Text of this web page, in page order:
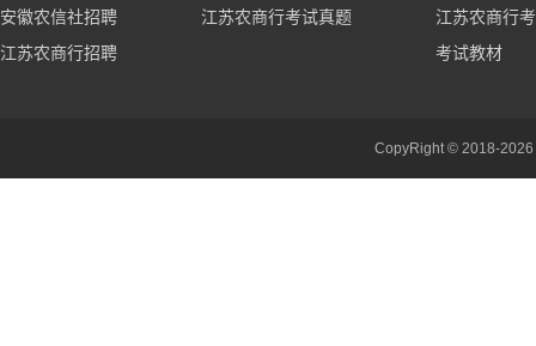
安徽农信社招聘
江苏农商行招聘
江苏农商行考试真题
江苏农商行
考试教材
CopyRight © 2018-